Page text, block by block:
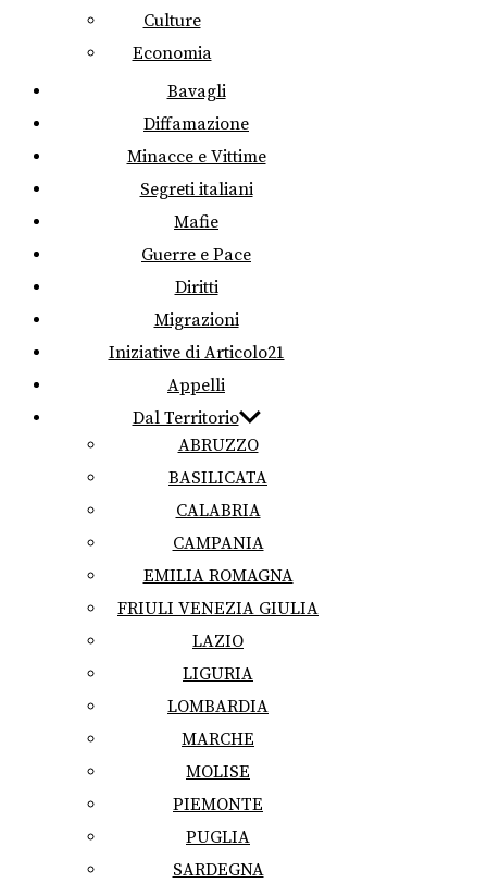
Culture
Economia
Bavagli
Diffamazione
Minacce e Vittime
Segreti italiani
Mafie
Guerre e Pace
Diritti
Migrazioni
Iniziative di Articolo21
Appelli
Dal Territorio
ABRUZZO
BASILICATA
CALABRIA
CAMPANIA
EMILIA ROMAGNA
FRIULI VENEZIA GIULIA
LAZIO
LIGURIA
LOMBARDIA
MARCHE
MOLISE
PIEMONTE
PUGLIA
SARDEGNA